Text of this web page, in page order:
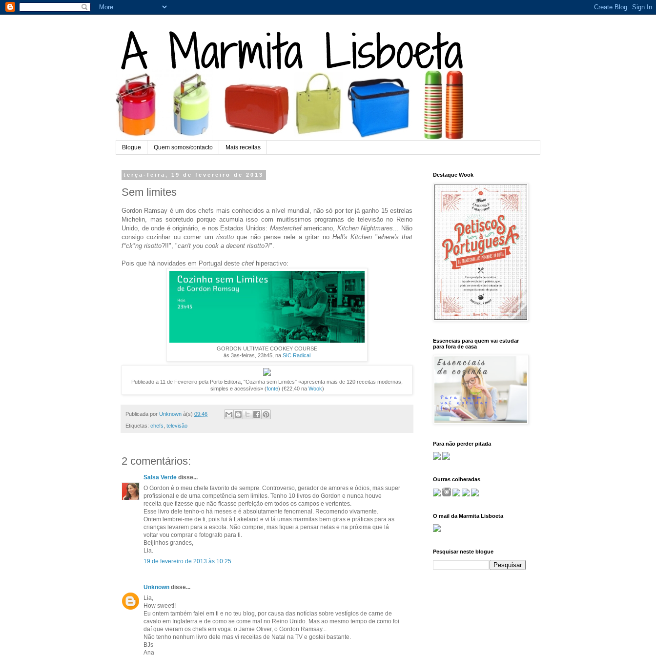
Blogue Quem somos/contacto Mais receitas
terça-feira, 19 de fevereiro de 2013
Sem limites
Gordon Ramsay é um dos chefs mais conhecidos a nível mundial, não só por ter jáganho 15 estrelas
Michelin, mas sobretudo porque acumula isso com muitíssimos programas de televisão no Reino
Unido, de onde é originário, e nos Estados Unidos: Masterchefamericano, Kitchen Nightmares... Não
consigo cozinhar ou comer um risottoque não pense nele a gritar noHell's Kitchen "where's that
f*ck*ng risotto?!!", "can't you cook a decent risotto?!".
Pois que há novidades em Portugal deste chef hiperactivo:
GORDON ULTIMATE COOKEY COURSE
às 3as-feiras, 23h45, na SIC Radical
Publicado a 11 de Fevereiro pela Porto Editora, "Cozinha sem Limites" «apresenta mais de 120 receitas modernas,
simples e acessíveis» (fonte) (€22,40 na Wook)
Publicada por Unknown à(s) 09:46
Etiquetas: chefs televisão
2 comentários:
Salsa Verde disse...
O Gordon é o meu chefe favorito de sempre. Controverso, gerador de amores e ódios, mas super
profissional e de uma competência sem limites. Tenho 10 livros do Gordon e nunca houve
receita que fizesse que não ficasse perfeição em todos os campos e vertentes.
Esse livro dele tenho-o há meses e é absolutamente fenomenal. Recomendo vivamente.
Ontem lembrei-me de ti, pois fui à Lakeland e vi lá umas marmitas bem giras e práticas para as
crianças levarem para a escola. Não comprei, mas fiquei a pensar nelas e na próxima que lá
voltar vou comprar e fotografo para ti.
Beijinhos grandes,
Lia.
19 de fevereiro de 2013 às 10:25
Unknown disse...
Lia,
How sweet!!
Eu ontem também falei em ti e no teu blog, por causa das notícias sobre vestígios de carne de
cavalo em Inglaterra e de como se come mal no Reino Unido. Mas ao mesmo tempo de como foi
daí que vieram os chefs em voga: o Jamie Oliver, o Gordon Ramsay...
Não tenho nenhum livro dele mas vi receitas de Natal na TV e gostei bastante.
BJs
Ana
Destaque Wook
Essenciais para quem vai estudar
para fora de casa
Para não perder pitada
Outras colheradas
O mail da Marmita Lisboeta
Pesquisar neste blogue